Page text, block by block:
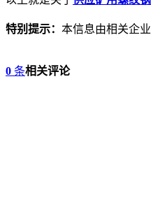
特别提示： 本信息由相关企
0 条相关评论